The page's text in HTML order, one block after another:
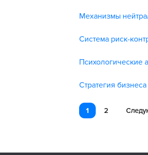
Механизмы
Система риск-
Психологические
Стратегия
1 2